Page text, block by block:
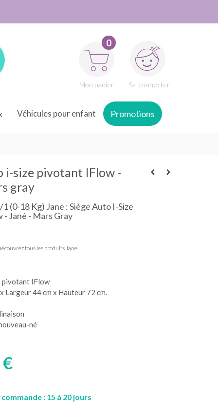
0
Mon panier Se connecter
Véhicules pour enfant Promotions
i-size pivotant IFlow -
gray
(0-18 Kg) Jane : Siège Auto I-Size
Jané - Mars Gray
tous les produits Jane
pivotant IFlow
Largeur 44 cm x Hauteur 72 cm.
né
commande : 15 à 20 jours